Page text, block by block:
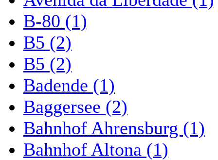
B-80 (1)
B5 (2)
B5 (2)
Badende (1)
Baggersee (2)
Bahnhof Ahrensburg (1)
Bahnhof Altona (1)